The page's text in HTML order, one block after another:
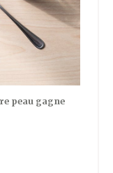
peau gagne